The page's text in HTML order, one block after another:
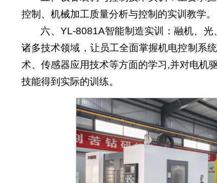
控制、机械加工质量分析与控制的实训教学。
六、YL-8081A智能制造实训：融机、
诸多技术领域，让员工全面掌握机电控制系
术、传感器应用技术等方面的学习,并对电机
技能得到实际的训练。